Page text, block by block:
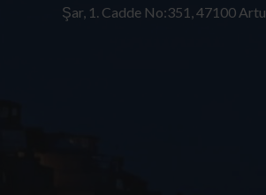
Şar, 1. Cadde No:351, 47100